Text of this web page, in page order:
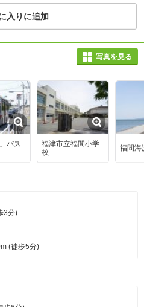
入りに追加
写真を見る
バス
福津市立福間小学
校
福間海
3分)
(徒歩5分)